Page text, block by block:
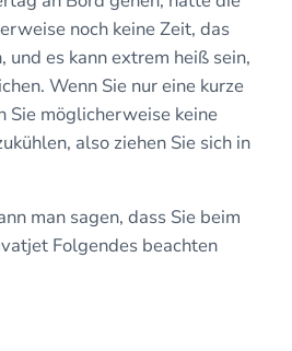
noch keine Zeit, das
und es kann extrem heiß sein,
Wenn Sie nur eine kurze
Sie möglicherweise keine
also ziehen Sie sich in
man sagen, dass Sie beim
Folgendes beachten